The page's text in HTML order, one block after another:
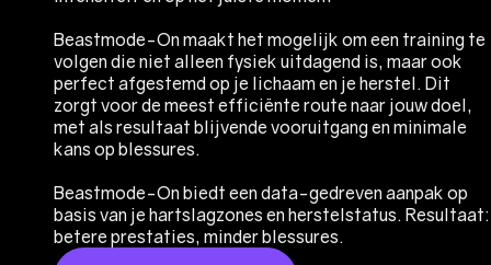
Beastmode-On maakt het mogelijk om een training te
volgen die niet alleen fysiek uitdagend is, maar ook
perfect afgestemd op je lichaam en je herstel. Dit
zorgt voor de meest efficiënte route naar jouw doel,
met als resultaat blijvende vooruitgang en minimale
kans op blessures.
Beastmode-On biedt een data-gedreven aanpak op
basis van je hartslagzones en herstelstatus. Resultaat:
betere prestaties, minder blessures.